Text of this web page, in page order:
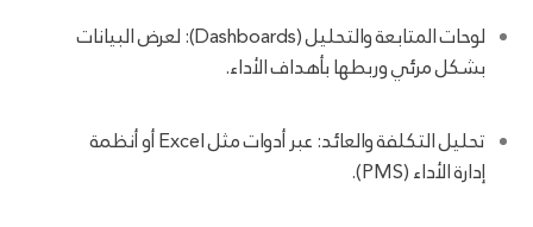
لوحات المتابعة والتحليل (Dashboards): لعرض البيانات
بشكل مرئي وربطها بأهداف الأداء.
تحليل التكلفة والعائد: عبر أدوات مثل Excel أو أنظمة
إدارة الأداء (PMS).